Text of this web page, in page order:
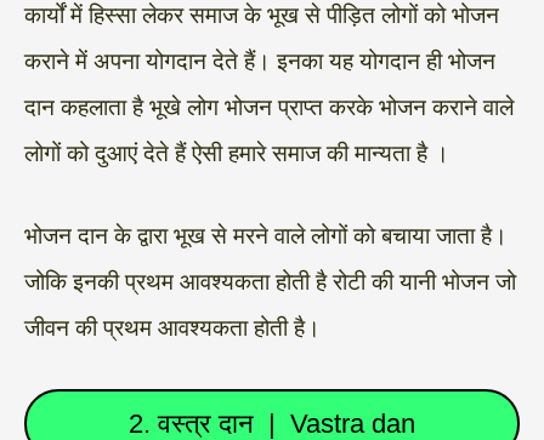
कार्यों में हिस्सा लेकर समाज के भूख से पीड़ित लोगों को भोजन
कराने में अपना योगदान देते हैं। इनका यह योगदान ही भोजन
दान कहलाता है भूखे लोग भोजन प्राप्त करके भोजन कराने वाले
लोगों को दुआएं देते हैं ऐसी हमारे समाज की मान्यता है ।
भोजन दान के द्वारा भूख से मरने वाले लोगों को बचाया जाता है।
जोकि इनकी प्रथम आवश्यकता होती है रोटी की यानी भोजन जो
जीवन की प्रथम आवश्यकता होती है।
2. वस्त्र दान | Vastra dan